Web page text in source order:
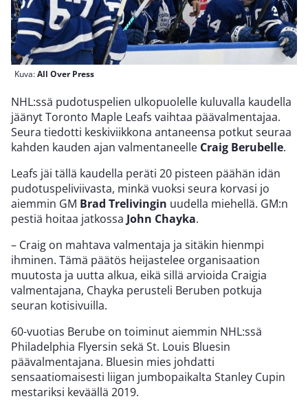
Kuva:All Over Press
NHL:ssä pudotuspelien ulkopuolelle kuluvalla kaudella
jäänyt Toronto Maple Leafs vaihtaa päävalmentajaa.
Seura tiedotti keskiviikkona antaneensa potkut seuraa
kahden kauden ajan valmentaneelle Craig Berubelle.
Leafs jäi tällä kaudella peräti 20 pisteen päähän idän
pudotuspeliviivasta, minkä vuoksi seura korvasi jo
aiemmin GM Brad Trelivingin uudella miehellä. GM:n
pestiä hoitaa jatkossa John Chayka.
– Craig on mahtava valmentaja ja sitäkin hienmpi
ihminen. Tämä päätös heijastelee organisaation
muutosta ja uutta alkua, eikä sillä arvioida Craigia
valmentajana, Chayka perusteli Beruben potkuja
seuran kotisivuilla.
60-vuotias Berube on toiminut aiemmin NHL:ssä
Philadelphia Flyersin sekä St. Louis Bluesin
päävalmentajana. Bluesin mies johdatti
sensaatiomaisesti liigan jumbopaikalta Stanley Cupin
mestariksi keväällä 2019.